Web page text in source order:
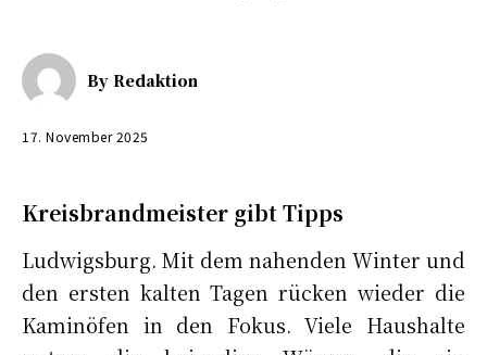
By Redaktion
17. November 2025
Kreisbrandmeister gibt Tipps
Ludwigsburg. Mit dem nahenden Winter und
den ersten kalten Tagen rücken wieder die
Kaminöfen in den Fokus. Viele Haushalte